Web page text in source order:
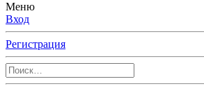
Меню
Вход
Регистрация